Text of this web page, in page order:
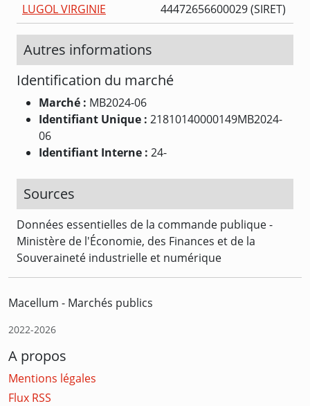
LUGOL VIRGINIE
44472656600029 (SIRET)
Autres informations
Identification du marché
Marché : MB2024-06
Identifiant Unique : 21810140000149MB2024-
06
Identifiant Interne : 24-
Sources
Données essentielles de la commande publique -
Ministère de l'Économie, des Finances et de la
Souveraineté industrielle et numérique
Macellum - Marchés publics
2022-2026
A propos
Mentions légales
Flux RSS